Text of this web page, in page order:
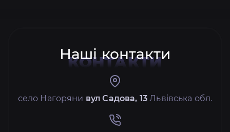
Наші контакти
КОНТАКТИ
село Нагоряни вул Садова, 13 Львівська обл.